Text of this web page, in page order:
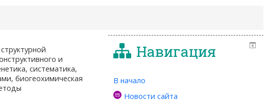
и
систематика,
биогеохимическая
Навигация
В начало
Новости сайта